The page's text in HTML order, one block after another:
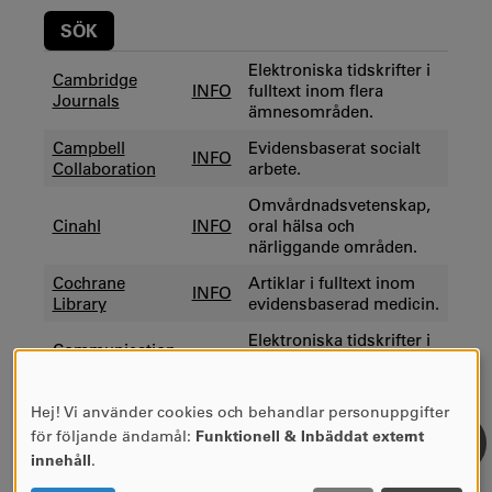
Cambridge
Journals
INFO
Elektroniska tidskrifter i
fulltext inom flera
ämnesområden.
Campbell
Collaboration
INFO
Evidensbaserat socialt
arbete.
Cinahl INFO
Omvårdnadsvetenskap,
oral hälsa och
närliggande områden.
Cochrane
Library
INFO
Artiklar i fulltext inom
evidensbaserad medicin.
Communication
Elektroniska tidskrifter i
massmedia.
ANVÄNDNING
AV
Hej! Vi använder cookies och behandlar personuppgifter
för följande ändamål: Funktionell & Inbäddat externt
innehåll.